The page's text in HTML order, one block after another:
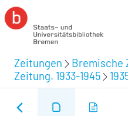
Zeitungen Bremische
Zeitung. 1933-1945